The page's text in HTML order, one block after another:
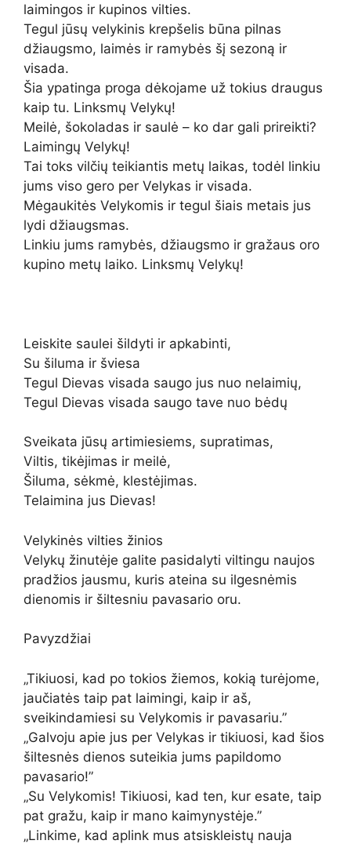
laimingos ir kupinos vilties.
Tegul jūsų velykinis krepšelis būna pilnas
džiaugsmo, laimės ir ramybės šį sezoną ir
visada.
Šia ypatinga proga dėkojame už tokius draugus
kaip tu. Linksmų Velykų!
Meilė, šokoladas ir saulė – ko dar gali prireikti?
Laimingų Velykų!
Tai toks vilčių teikiantis metų laikas, todėl linkiu
jums viso gero per Velykas ir visada.
Mėgaukitės Velykomis ir tegul šiais metais jus
lydi džiaugsmas.
Linkiu jums ramybės, džiaugsmo ir gražaus oro
kupino metų laiko. Linksmų Velykų!
Leiskite saulei šildyti ir apkabinti,
Su šiluma ir šviesa
Tegul Dievas visada saugo jus nuo nelaimių,
Tegul Dievas visada saugo tave nuo bėdų
Sveikata jūsų artimiesiems, supratimas,
Viltis, tikėjimas ir meilė,
Šiluma, sėkmė, klestėjimas.
Telaimina jus Dievas!
Velykinės vilties žinios
Velykų žinutėje galite pasidalyti viltingu naujos
pradžios jausmu, kuris ateina su ilgesnėmis
dienomis ir šiltesniu pavasario oru.
Pavyzdžiai
„Tikiuosi, kad po tokios žiemos, kokią turėjome,
jaučiatės taip pat laimingi, kaip ir aš,
sveikindamiesi su Velykomis ir pavasariu.”
„Galvoju apie jus per Velykas ir tikiuosi, kad šios
šiltesnės dienos suteikia jums papildomo
pavasario!”
„Su Velykomis! Tikiuosi, kad ten, kur esate, taip
pat gražu, kaip ir mano kaimynystėje.”
„Linkime, kad aplink mus atsiskleistų nauja